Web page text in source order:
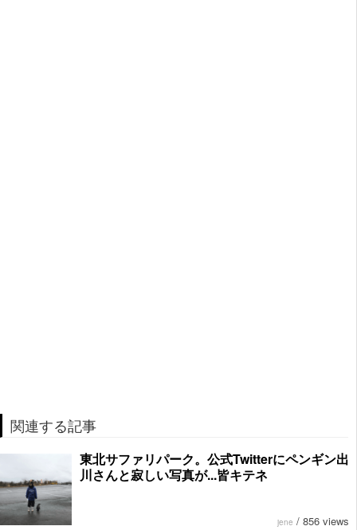
関連する記事
東北サファリパーク。公式Twitterにペンギン出
川さんと寂しい写真が...皆キテネ
jene / 856 views